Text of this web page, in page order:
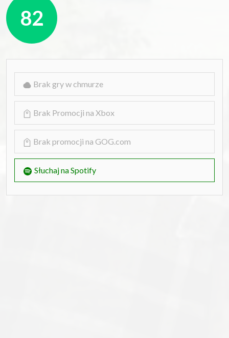
82
Brak gry w chmurze
Brak Promocji na Xbox
Brak promocji na GOG.com
Słuchaj na Spotify